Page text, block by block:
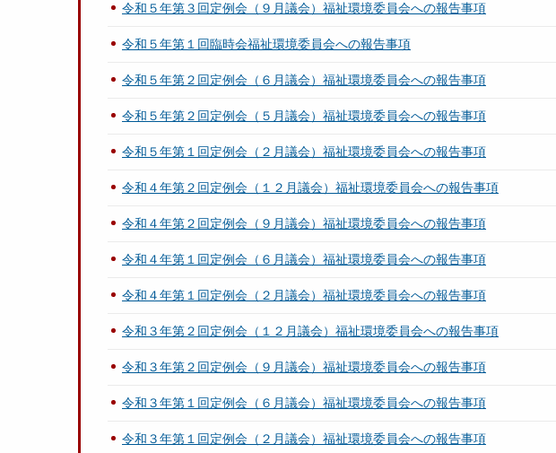
令和５年第３回定例会（９月議会）福祉環境委員会への報告事項
令和５年第１回臨時会福祉環境委員会への報告事項
令和５年第２回定例会（６月議会）福祉環境委員会への報告事項
令和５年第２回定例会（５月議会）福祉環境委員会への報告事項
令和５年第１回定例会（２月議会）福祉環境委員会への報告事項
令和４年第２回定例会（１２月議会）福祉環境委員会への報告事項
令和４年第２回定例会（９月議会）福祉環境委員会への報告事項
令和４年第１回定例会（６月議会）福祉環境委員会への報告事項
令和４年第１回定例会（２月議会）福祉環境委員会への報告事項
令和３年第２回定例会（１２月議会）福祉環境委員会への報告事項
令和３年第２回定例会（９月議会）福祉環境委員会への報告事項
令和３年第１回定例会（６月議会）福祉環境委員会への報告事項
令和３年第１回定例会（２月議会）福祉環境委員会への報告事項